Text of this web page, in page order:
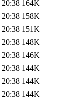
164K
158K
151K
148K
146K
144K
144K
144K